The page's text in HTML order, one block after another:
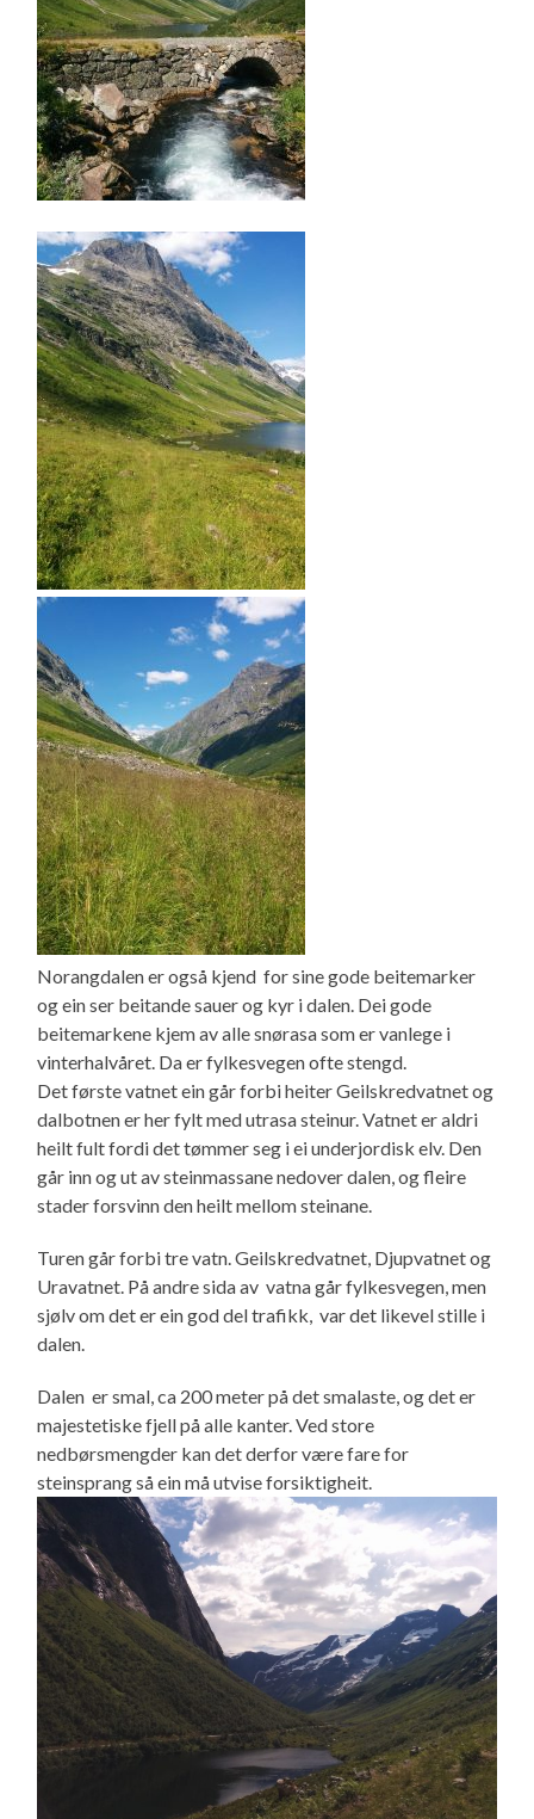
Norangdalen er også kjend for sine gode beitemarker
og ein ser beitande sauer og kyr i dalen. Dei gode
beitemarkene kjem av alle snørasa som er vanlege i
vinterhalvåret. Da er fylkesvegen ofte stengd.
Det første vatnet ein går forbi heiter Geilskredvatnet og
dalbotnen er her fylt med utrasa steinur. Vatnet er aldri
heilt fult fordi det tømmer seg i ei underjordisk elv. Den
går inn og ut av steinmassane nedover dalen, og fleire
stader forsvinn den heilt mellom steinane.
Turen går forbi tre vatn. Geilskredvatnet, Djupvatnet og
Uravatnet. På andre sida av vatna går fylkesvegen, men
sjølv om det er ein god del trafikk, var det likevel stille i
dalen.
Dalen er smal, ca 200 meter på det smalaste, og det er
majestetiske fjell på alle kanter. Ved store
nedbørsmengder kan det derfor være fare for
steinsprang så ein må utvise forsiktigheit.